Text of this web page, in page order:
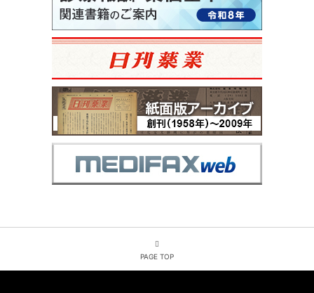
PAGE TOP